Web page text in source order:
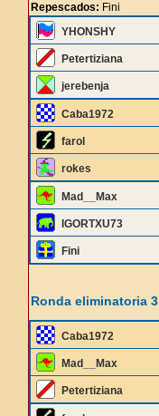
Repescados: Fini
YHONSHY
Petertiziana
jerebenja
Caba1972
farol
rokes
Mad__Max
IGORTXU73
Fini
Ronda eliminatoria 3
Caba1972
Mad__Max
Petertiziana